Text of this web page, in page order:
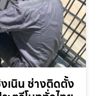
เนิน ช่างติดตั้ง